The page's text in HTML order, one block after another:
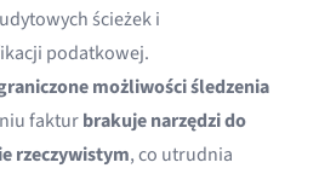
ścieżek i
podatkowej.
możliwości śledzenia
fakturbrakuje narzędzi do
rzeczywistym, co utrudnia